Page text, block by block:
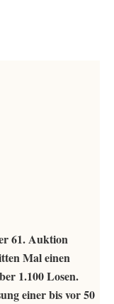
61. Auktion
Mal einen
1.100 Losen.
einer bis vor 50